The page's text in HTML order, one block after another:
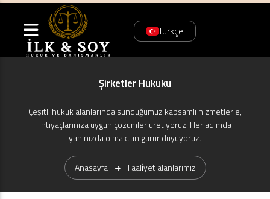
Türkçe
Şirketler Hukuku
Çeşitli hukuk alanlarında sunduğumuz kapsamlı hizmetlerle,
ihtiyaçlarınıza uygun çözümler üretiyoruz. Her adımda
yanınızda olmaktan gurur duyuyoruz.
Anasayfa Faali̇yet alanlarimiz